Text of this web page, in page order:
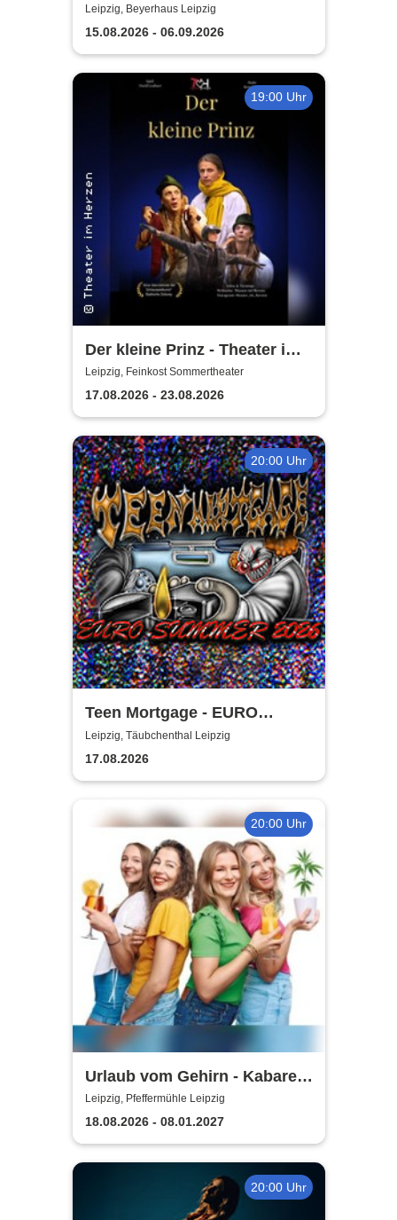
- Sommertheater im
Beyerhaus Leipzig
Leipzig, Beyerhaus Leipzig
15.08.2026 - 06.09.2026
19:00 Uhr
Der kleine Prinz - Theater im
Herzen
Leipzig, Feinkost Sommertheater
17.08.2026 - 23.08.2026
20:00 Uhr
Teen Mortgage - EURO
SUMMER 2026
Leipzig, Täubchenthal Leipzig
17.08.2026
20:00 Uhr
Urlaub vom Gehirn - Kabarett
Leipziger Pfeffermühle
Leipzig, Pfeffermühle Leipzig
18.08.2026 - 08.01.2027
20:00 Uhr